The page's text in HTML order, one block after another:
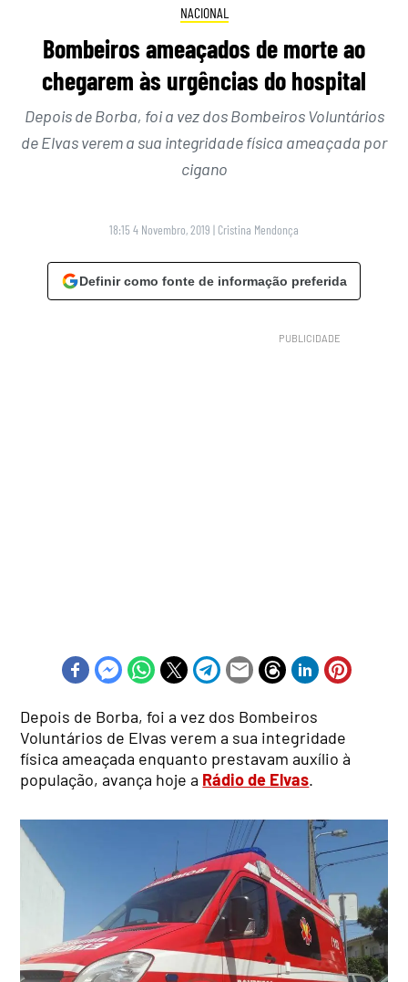
NACIONAL
Bombeiros ameaçados de morte ao
chegarem às urgências do hospital
Depois de Borba, foi a vez dos Bombeiros Voluntários
de Elvas verem a sua integridade física ameaçada por
cigano
18:15 4 Novembro, 2019 | Cristina Mendonça
Definir como fonte de informação preferida
Depois de Borba, foi a vez dos Bombeiros
Voluntários de Elvas verem a sua integridade
física ameaçada enquanto prestavam auxílio à
população, avança hoje a Rádio de Elvas.